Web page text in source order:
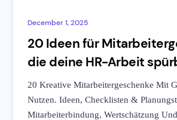
December 1, 2025
20 Ideen für
die deine HR-Arbeit
20 Kreative Mitarbeitergeschenke Mit
Nutzen. Ideen, Checklisten &
Mitarbeiterbindung, Wertschätzung